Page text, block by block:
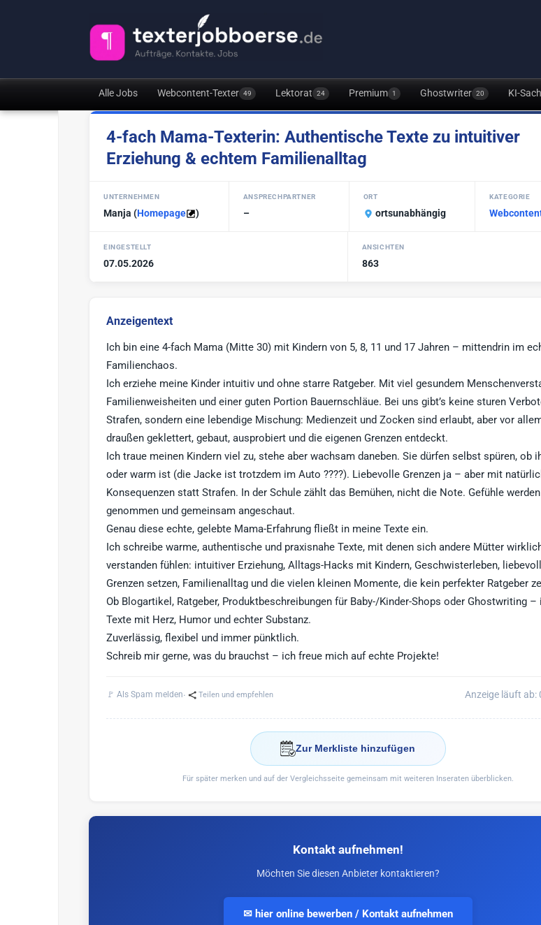
Alle Jobs Webcontent-Texter 49 Lektorat 24 Premium 1 Ghostwriter 20 KI-
4-fach Mama-Texterin: Authentische Texte zu intuitiver
Erziehung & echtem Familienalltag
UNTERNEHMEN
Manja (Homepage )
ANSPRECHPARTNER
–
ORT
ortsunabhängig
KATEGORIE
EINGESTELLT
07.05.2026
ANSICHTEN
863
Anzeigentext
Ich bin eine 4-fach Mama (Mitte 30) mit Kindern von 5, 8, 11 und 17 Jahren – mittendrin im
Familienchaos.
Ich erziehe meine Kinder intuitiv und ohne starre Ratgeber. Mit viel gesundem
Familienweisheiten und einer guten Portion Bauernschläue. Bei uns gibt’s keine sturen
Strafen, sondern eine lebendige Mischung: Medienzeit und Zocken sind erlaubt, aber vor
draußen geklettert, gebaut, ausprobiert und die eigenen Grenzen entdeckt.
Ich traue meinen Kindern viel zu, stehe aber wachsam daneben. Sie dürfen selbst spüren, ob
oder warm ist (die Jacke ist trotzdem im Auto ????). Liebevolle Grenzen ja – aber mit
Konsequenzen statt Strafen. In der Schule zählt das Bemühen, nicht die Note. Gefühle
genommen und gemeinsam angeschaut.
Genau diese echte, gelebte Mama-Erfahrung fließt in meine Texte ein.
Ich schreibe warme, authentische und praxisnahe Texte, mit denen sich andere Mütter
verstanden fühlen: intuitiver Erziehung, Alltags-Hacks mit Kindern, Geschwisterleben,
Grenzen setzen, Familienalltag und die vielen kleinen Momente, die kein perfekter Ratgeber
Ob Blogartikel, Ratgeber, Produktbeschreibungen für Baby-/Kinder-Shops oder Ghostwriting
Texte mit Herz, Humor und echter Substanz.
Zuverlässig, flexibel und immer pünktlich.
Schreib mir gerne, was du brauchst – ich freue mich auf echte Projekte!
🚩 Als Spam melden· Teilen und empfehlen Anzeige läuft ab:
Zur Merkliste hinzufügen
Für später merken und auf der Vergleichsseite gemeinsam mit weiteren Inseraten überblicken.
Kontakt aufnehmen!
Möchten Sie diesen Anbieter kontaktieren?
✉ hier online bewerben / Kontakt aufnehmen